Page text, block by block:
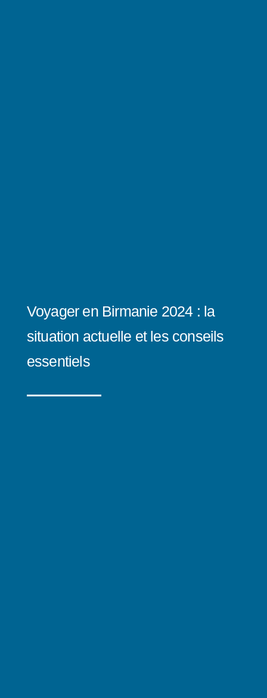
Voyager en Birmanie 2024 : la
situation actuelle et les conseils
essentiels